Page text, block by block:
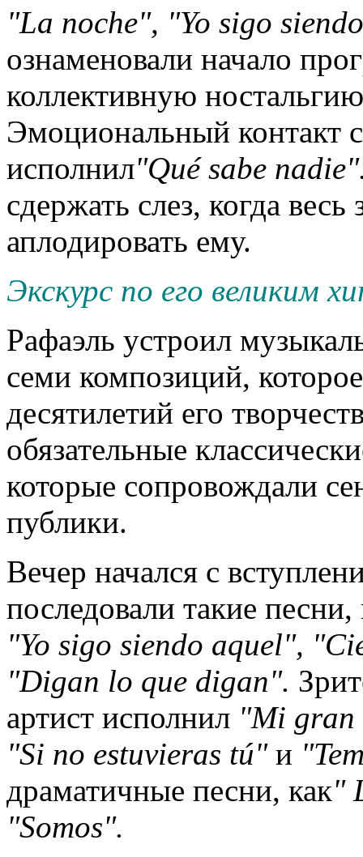
"La noche", "Yo sigo
ознаменовали начало
коллективную
Эмоциональный контакт
исполнил"Quésabe nadie
сдержать слез, когда весь
аплодировать ему.
Экскурс по его великим
Рафаэль устроил
семи композиций,
десятилетий его
обязательные
которые сопровождали
публики.
Вечер начался с
последовали такие
"Yo sigo siendo aquel", "
"Digan lo que digan".
артист исполнил "Mi gran
"Si no estuvieras tú" и "
драматичные песни, как"
"Somos".